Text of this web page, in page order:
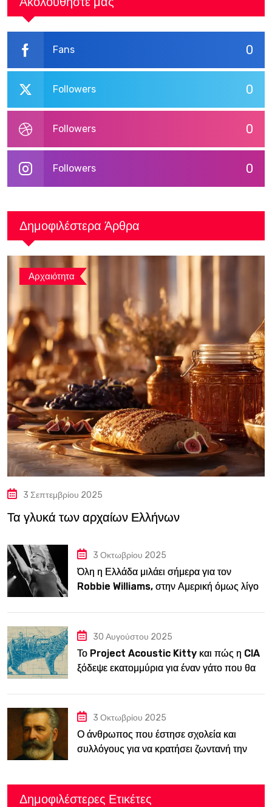
0
Fans
0
Followers
0
Followers
0
Followers
Δημοφιλέστερα Άρθρα
Αρχαιότητα
3 Σεπτεμβρίου 2025
Τα γλυκά των αρχαίων Ελλήνων
3 Οκτωβρίου 2025
Όλη η Ελλάδα μιλάει σήμερα για τον
Robbie Williams, στην Αμερική όμως λίγοι
30 Αυγούστου 2025
Το Project Acoustic Kitty και πώς η CIA
ξόδεψε εκατομμύρια για έναν γάτο που θα
3 Οκτωβρίου 2025
Ο άνθρωπος που έστησε σχολεία και
συλλόγους για να κρατήσει ζωντανή την
Δημοφιλέστερες Ετικέτες